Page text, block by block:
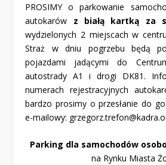
PROSIMY o parkowanie
autokarów z białą kartką za
wydzielonych 2 miejscach w
Straż w dniu pogrzebu będą
pojazdami jadącymi do
autostrady A1 i drogi DK81.
numerach rejestracyjnych
bardzo prosimy o przesłanie do
e-mailowy:
Parking dla samochodów
na Rynku Miasta